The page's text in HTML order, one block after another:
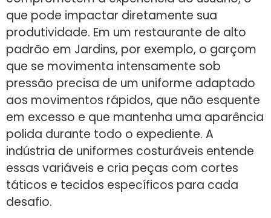
que pode impactar diretamente sua
produtividade. Em um restaurante de alto
padrão em Jardins, por exemplo, o garçom
que se movimenta intensamente sob
pressão precisa de um uniforme adaptado
aos movimentos rápidos, que não esquente
em excesso e que mantenha uma aparência
polida durante todo o expediente. A
indústria de uniformes costuráveis entende
essas variáveis e cria peças com cortes
táticos e tecidos específicos para cada
desafio.